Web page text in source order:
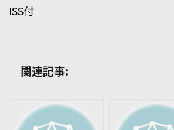
ISS付
関連記事: